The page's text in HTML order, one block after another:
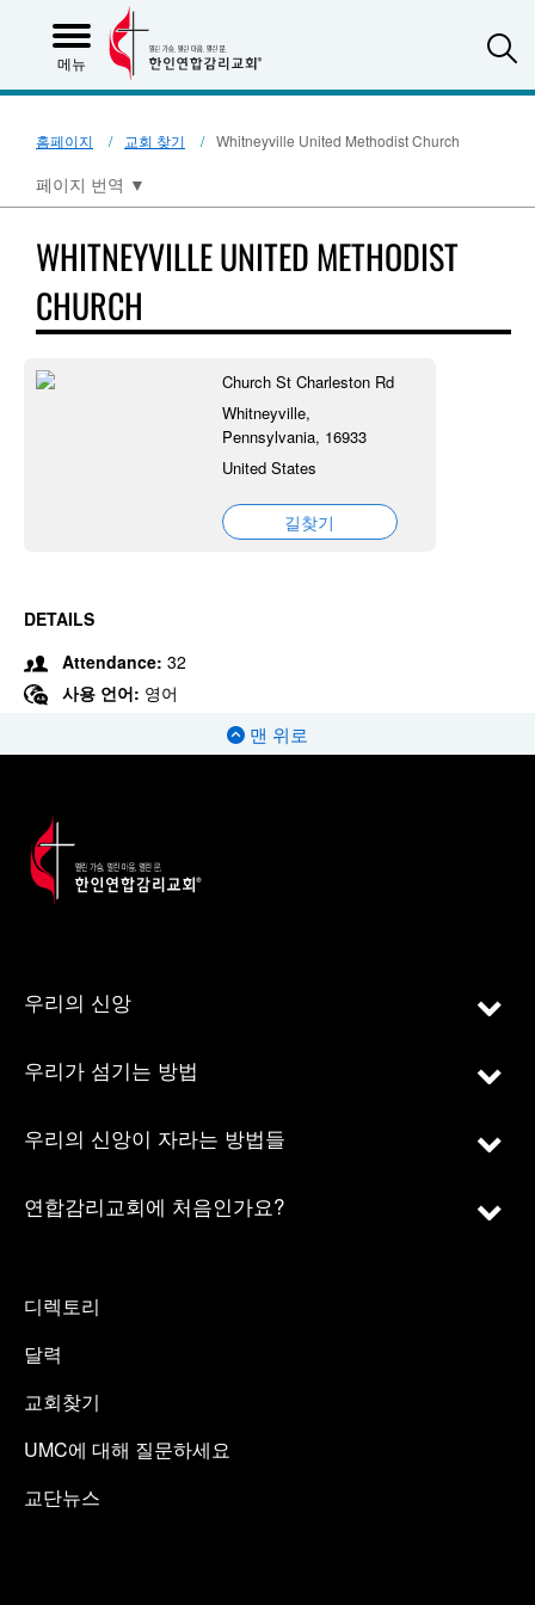
메뉴
홈페이지 교회 찾기 Whitneyville United Methodist Church
페이지 번역 ▼
WHITNEYVILLE UNITED METHODIST
CHURCH
Church St Charleston Rd
Whitneyville,
Pennsylvania, 16933
United States
길찾기
DETAILS
Attendance: 32
사용 언어: 영어
맨 위로
우리의 신앙
우리가 섬기는 방법
우리의 신앙이 자라는 방법들
연합감리교회에 처음인가요?
디렉토리
달력
교회찾기
UMC에 대해 질문하세요
교단뉴스